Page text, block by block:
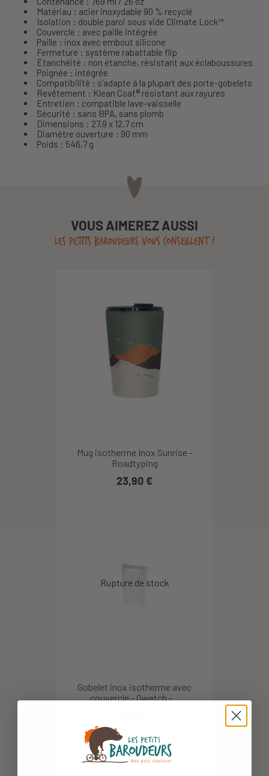
Matériau : acier inoxydable 90 % recyclé
Isolation : double paroi sous vide Climate Lock™
Couvercle : avec paille intégrée
Paille : inox avec embout silicone
Fermeture : système rabattable flip
Étanchéité : non étanche, résistant aux éclaboussures
Poignée : intégrée
Compatibilité : s’adapte à la plupart des porte-gobelets
Revêtement : Klean Coat® résistant aux rayures
Entretien : compatible lave-vaisselle
Sécurité : sans BPA, sans plomb
Dimensions : 27,9 x 12,7 cm
Diamètre ouverture : 90 mm
Poids : 546,7 g
VOUS AIMEREZ AUSSI
LES PETITS BAROUDEURS VOUS CONSEILLENT !
Mug isotherme Inox Sunrise -
Roadtyping
23,90 €
Gobelet inox isotherme avec
couvercle - Qwetch -...